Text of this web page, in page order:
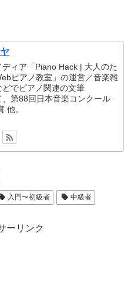
ディア「Piano Hack | 大人のた
ピアノ教室」の運営／音楽雑
でピアノ関連の文筆
第88回日本音楽コンクール
他。
入門〜初級者 中級者
ーリンク